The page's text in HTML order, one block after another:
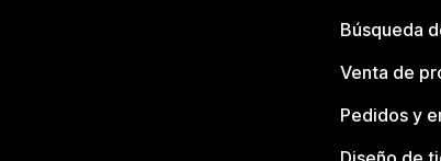
Búsqueda
Venta de
Pedidos y